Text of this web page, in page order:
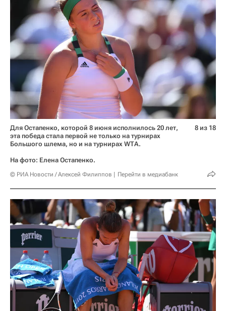
Для Остапенко, которой 8 июня исполнилось 20 лет,
эта победа стала первой не только на турнирах
Большого шлема, но и на турнирах WTA.
На фото: Елена Остапенко.
© РИА Новости / Алексей Филиппов Перейти в медиабанк
8 из 18